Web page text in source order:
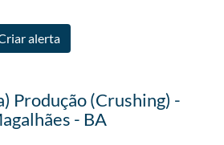
alerta
Produção (Crushing) -
- BA